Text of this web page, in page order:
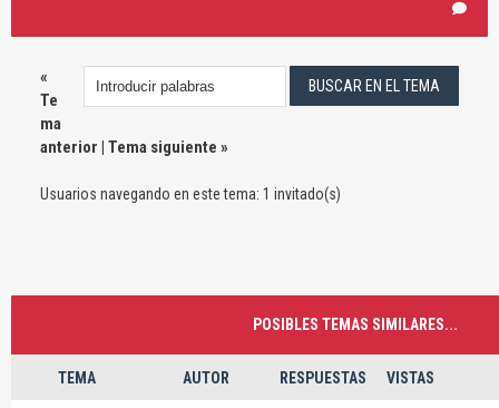
«
Te
ma
anterior | Tema siguiente »
Usuarios navegando en este tema: 1 invitado(s)
POSIBLES TEMAS SIMILARES...
TEMA AUTOR RESPUESTAS VISTAS